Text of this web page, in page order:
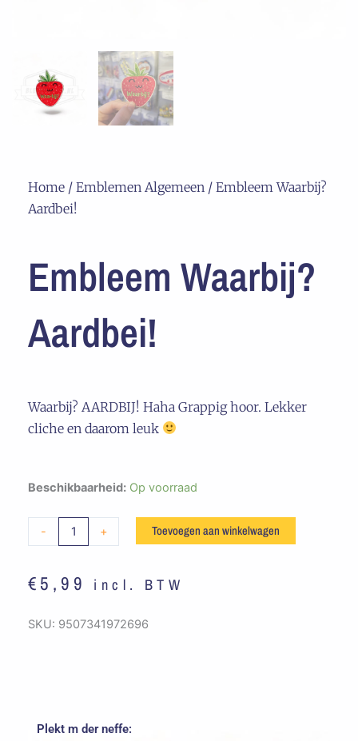
Home / Emblemen Algemeen / Embleem Waarbij?
Aardbei!
Embleem Waarbij?
Aardbei!
Waarbij? AARDBIJ! Haha Grappig hoor. Lekker
cliche en daarom leuk
Beschikbaarheid: Op voorraad
-
Embleem
aantal
+ Toevoegen aan winkelwagen
€5,99 incl. BTW
SKU: 9507341972696
Plekt m der neffe: